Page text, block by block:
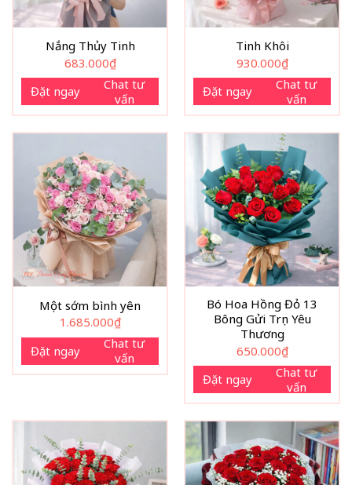
Nắng Thủy Tinh
683.000₫
Đặt ngay
Chat tư
vấn
Tinh Khôi
930.000₫
Đặt ngay
Chat tư
vấn
Một sớm bình yên
1.685.000₫
Đặt ngay
Chat tư
vấn
Bó Hoa Hồng Đỏ 13
Bông Gửi Trọn Yêu
Thương
650.000₫
Đặt ngay
Chat tư
vấn